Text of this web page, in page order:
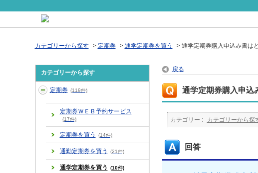
カテゴリーから探す > 定期券 > 通学定期券を買う > 通学定期券購入申込み書は
カテゴリーから探す
定期券 (119件)
定期券ＷＥＢ予約サービス
(17件)
定期券を買う (14件)
通勤定期券を買う (21件)
通学定期券を買う (10件)
戻る
通学定期券購入申込
カテゴリー : カテゴリーから探
回答